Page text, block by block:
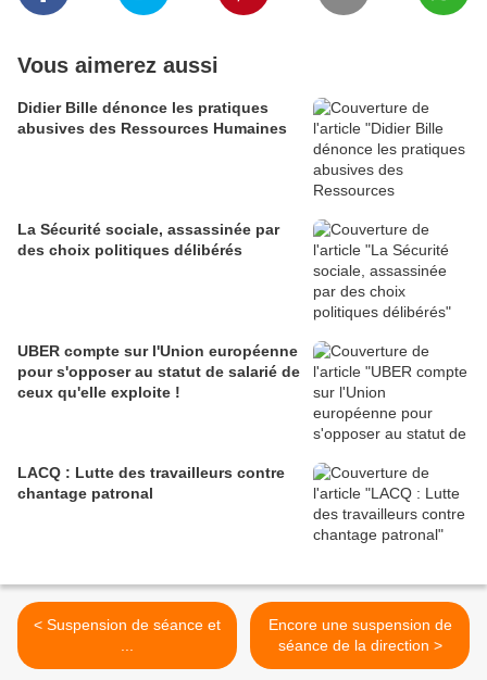
Vous aimerez aussi
Didier Bille dénonce les pratiques
abusives des Ressources Humaines
La Sécurité sociale, assassinée par
des choix politiques délibérés
UBER compte sur l'Union européenne
pour s'opposer au statut de salarié de
ceux qu'elle exploite !
LACQ : Lutte des travailleurs contre
chantage patronal
< Suspension de séance et
Encore une suspension de
séance de la direction >